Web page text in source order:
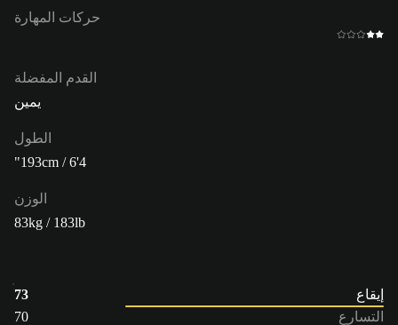
حركات المهارة
القدم المفضلة
يمين
الطول
193cm / 6'4"
الوزن
83kg / 183lb
إيقاع
73
التسارع
70